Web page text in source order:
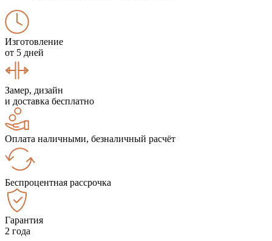
Изготовление
от 5 дней
Замер, дизайн
и доставка бесплатно
Оплата наличными, безналичный расчёт
Беспроцентная рассрочка
Гарантия
2 года